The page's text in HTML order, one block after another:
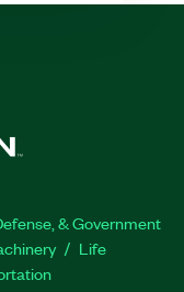
& Government
Life